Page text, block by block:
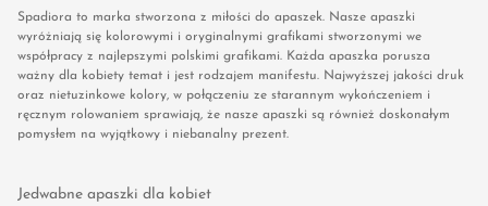
Spadiora to marka stworzona z miłości do apaszek. Nasze apaszki
wyróżniają się kolorowymi i oryginalnymi grafikami stworzonymi we
współpracy z najlepszymi polskimi grafikami. Każda apaszka porusza
ważny dla kobiety temat i jest rodzajem manifestu. Najwyższej jakości druk
oraz nietuzinkowe kolory, w połączeniu ze starannym wykończeniem i
ręcznym rolowaniem sprawiają, że nasze apaszki są również doskonałym
pomysłem na wyjątkowy i niebanalny prezent.
Jedwabne apaszki dla kobiet